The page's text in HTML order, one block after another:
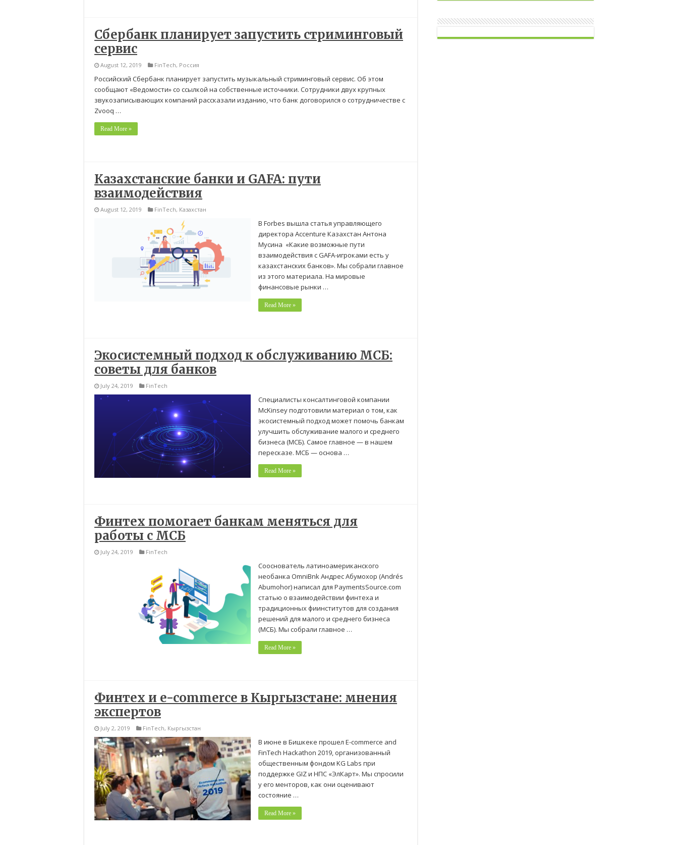
Сбербанк планирует запустить стриминговый
сервис
August 12, 2019 FinTech, Россия
Российский Сбербанк планирует запустить музыкальный стриминговый сервис. Об этом
сообщают «Ведомости» со ссылкой на собственные источники. Сотрудники двух крупных
звукозаписывающих компаний рассказали изданию, что банк договорился о сотрудничестве с
Zvooq …
Read More »
Казахстанские банки и GAFA: пути
взаимодействия
August 12, 2019 FinTech, Казахстан
В Forbes вышла статья управляющего
директора Accenture Казахстан Антона
Мусина «Какие возможные пути
взаимодействия с GAFA-игроками есть у
казахстанских банков». Мы собрали главное
из этого материала. На мировые
финансовые рынки …
Read More »
Экосистемный подход к обслуживанию МСБ:
советы для банков
July 24, 2019 FinTech
Специалисты консалтинговой компании
McKinsey подготовили материал о том, как
экосистемный подход может помочь банкам
улучшить обслуживание малого и среднего
бизнеса (МСБ). Самое главное — в нашем
пересказе. МСБ — основа …
Read More »
Финтех помогает банкам меняться для
работы с МСБ
July 24, 2019 FinTech
Сооснователь латиноамериканского
необанка OmniBnk Андрес Абумохор (Andrés
Abumohor) написал для PaymentsSource.com
статью о взаимодействии финтеха и
традиционных фиинститутов для создания
решений для малого и среднего бизнеса
(МСБ). Мы собрали главное …
Read More »
Финтех и e-commerce в Кыргызстане: мнения
экспертов
July 2, 2019 FinTech, Кыргызстан
В июне в Бишкеке прошел E-commerce and
FinTech Hackathon 2019, организованный
общественным фондом KG Labs при
поддержке GIZ и НПС «ЭлКарт». Мы спросили
у его менторов, как они оценивают
состояние …
Read More »